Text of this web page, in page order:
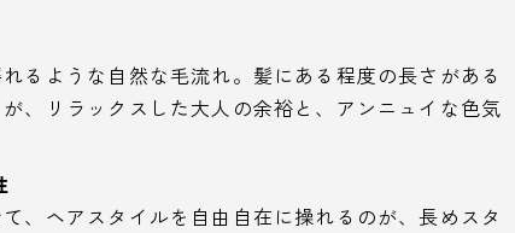
るような自然な毛流れ。髪にある程度の長さがある
、リラックスした大人の余裕と、アンニュイな色気
、ヘアスタイルを自由自在に操れるのが、長めスタ